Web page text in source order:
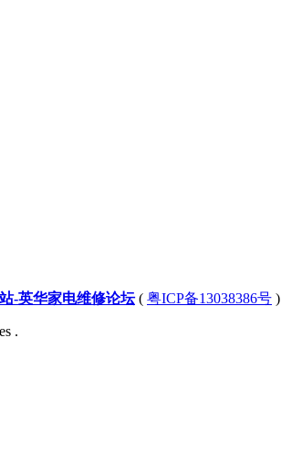
-英华家电维修论坛( 粤ICP备13038386号 )
.